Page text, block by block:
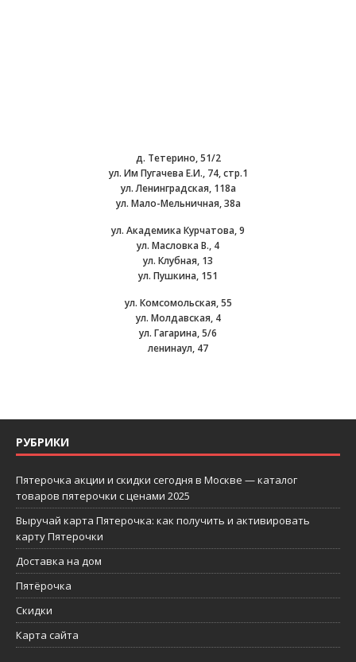
д. Тетерино, 51/2
ул. Им Пугачева Е.И., 74, стр.1
ул. Ленинградская, 118а
ул. Мало-Мельничная, 38а
ул. Академика Курчатова, 9
ул. Масловка В., 4
ул. Клубная, 13
ул. Пушкина, 151
ул. Комсомольская, 55
ул. Молдавская, 4
ул. Гагарина, 5/6
ленинаул, 47
РУБРИКИ
Пятерочка акции и скидки сегодня в Москве — каталог
товаров пятерочки с ценами 2025
Выручай карта Пятерочка: как получить и активировать
карту Пятерочки
Доставка на дом
Пятёрочка
Скидки
Карта сайта